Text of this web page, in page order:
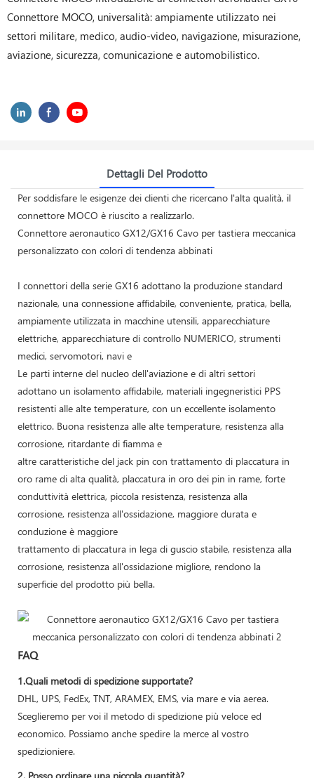
Connettore MOCO, universalità: ampiamente utilizzato nei
settori militare, medico, audio-video, navigazione, misurazione,
aviazione, sicurezza, comunicazione e automobilistico.
Dettagli Del Prodotto
Per soddisfare le esigenze dei clienti che ricercano l'alta qualità, il
connettore MOCO è riuscito a realizzarlo.
Connettore aeronautico GX12/GX16 Cavo per tastiera meccanica
personalizzato con colori di tendenza abbinati
I connettori della serie GX16 adottano la produzione standard
nazionale, una connessione affidabile, conveniente, pratica, bella,
ampiamente utilizzata in macchine utensili, apparecchiature
elettriche, apparecchiature di controllo NUMERICO, strumenti
medici, servomotori, navi e
Le parti interne del nucleo dell'aviazione e di altri settori
adottano un isolamento affidabile, materiali ingegneristici PPS
resistenti alle alte temperature, con un eccellente isolamento
elettrico. Buona resistenza alle alte temperature, resistenza alla
corrosione, ritardante di fiamma e
altre caratteristiche del jack pin con trattamento di placcatura in
oro rame di alta qualità, placcatura in oro dei pin in rame, forte
conduttività elettrica, piccola resistenza, resistenza alla
corrosione, resistenza all'ossidazione, maggiore durata e
conduzione è maggiore
trattamento di placcatura in lega di guscio stabile, resistenza alla
corrosione, resistenza all'ossidazione migliore, rendono la
superficie del prodotto più bella.
FAQ
1.Quali metodi di spedizione supportate?
DHL, UPS, FedEx, TNT, ARAMEX, EMS, via mare e via aerea.
Sceglieremo per voi il metodo di spedizione più veloce ed
economico. Possiamo anche spedire la merce al vostro
spedizioniere.